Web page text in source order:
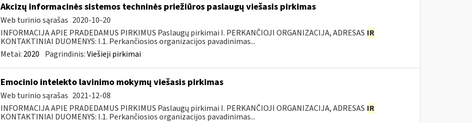
Akcizų informacinės sistemos techninės priežiūros paslaugų viešasis pirkimas
Web turinio sąrašas 2020-10-20
INFORMACIJA APIE PRADEDAMUS PIRKIMUS Paslaugų pirkimai I. PERKANČIOJI ORGANIZACIJA, ADRESAS IR
KONTAKTINIAI DUOMENYS: I.1. Perkančiosios organizacijos pavadinimas...
Metai: 2020 Pagrindinis:Viešieji pirkimai
Emocinio intelekto lavinimo mokymų viešasis pirkimas
Web turinio sąrašas 2021-12-08
INFORMACIJA APIE PRADEDAMUS PIRKIMUS Paslaugų pirkimai I. PERKANČIOJI ORGANIZACIJA, ADRESAS IR
KONTAKTINIAI DUOMENYS: I.1. Perkančiosios organizacijos pavadinimas...